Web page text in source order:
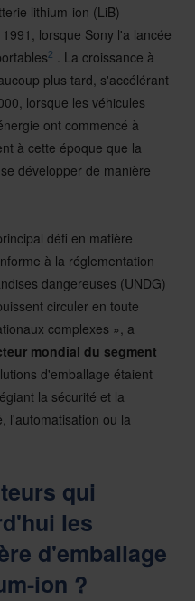
lithium-ion (LiB)
lorsque Sony l'a lancée
2 . La croissance à
plus tard, s'accélérant
lorsque les véhicules
ont commencé à
à cette époque que la
développer de manière
défi en matière
à la réglementation
dangereuses (UNDG)
circuler en toute
complexes », a
mondial du segment
d'emballage étaient
la sécurité et la
l'automatisation ou la
qui
les
d'emballage
ion ?